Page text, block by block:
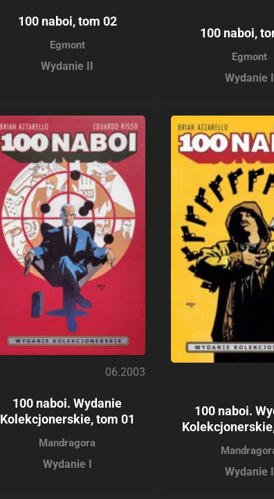
100 naboi, tom 02
Egmont
Wydanie II
100 naboi,
Egmont
Wydanie I
06.2003
100 naboi. Wydanie
Kolekcjonerskie, tom 01
Mandragora
Wydanie I
100 naboi.
Wydanie I